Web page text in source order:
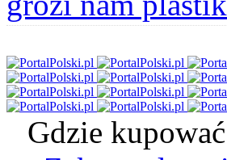
Gdzie